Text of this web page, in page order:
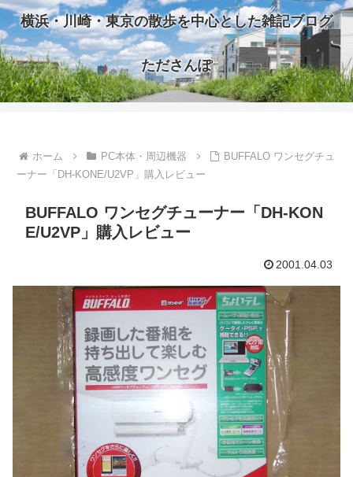
横浜・川崎・東京の散歩を中心とした雑記ブログ
たださんぽ
ホーム PC本体・周辺機器
BUFFALO ワンセグチュ
ーナー「DH-KONE/U2VP」購入レビュー
BUFFALO ワンセグチューナー「DH-KON
E/U2VP」購入レビュー
2001.04.03